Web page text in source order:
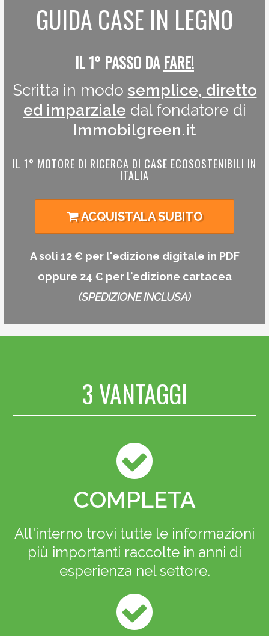
GUIDA CASE IN LEGNO
IL 1° PASSO DAFARE!
Scritta in modo semplice, diretto
ed imparziale dal fondatore di
Immobilgreen.it
IL 1° MOTORE DI RICERCA DI CASE ECOSOSTENIBILI IN
ITALIA
ACQUISTALA SUBITO
A soli 12€ per l'edizione digitale in PDF
oppure 24 € per l'edizione cartacea
(SPEDIZIONE INCLUSA)
3 VANTAGGI
COMPLETA
All'interno trovi tutte le informazioni
più importanti raccolte in anni di
esperienza nel settore.